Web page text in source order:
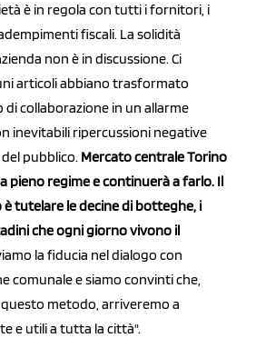
è in regola con tutti i fornitori, i
fiscali. La solidità
non è in discussione. Ci
articoli abbiano trasformato
collaborazione in un allarme
inevitabili ripercussioni negative
pubblico. Mercato centrale Torino
pieno regime e continuerà a farlo. Il
tutelare le decine di botteghe, i
che ogni giorno vivono il
la fiducia nel dialogo con
comunale e siamo convinti che,
metodo, arriveremo a
e utili a tutta la città".